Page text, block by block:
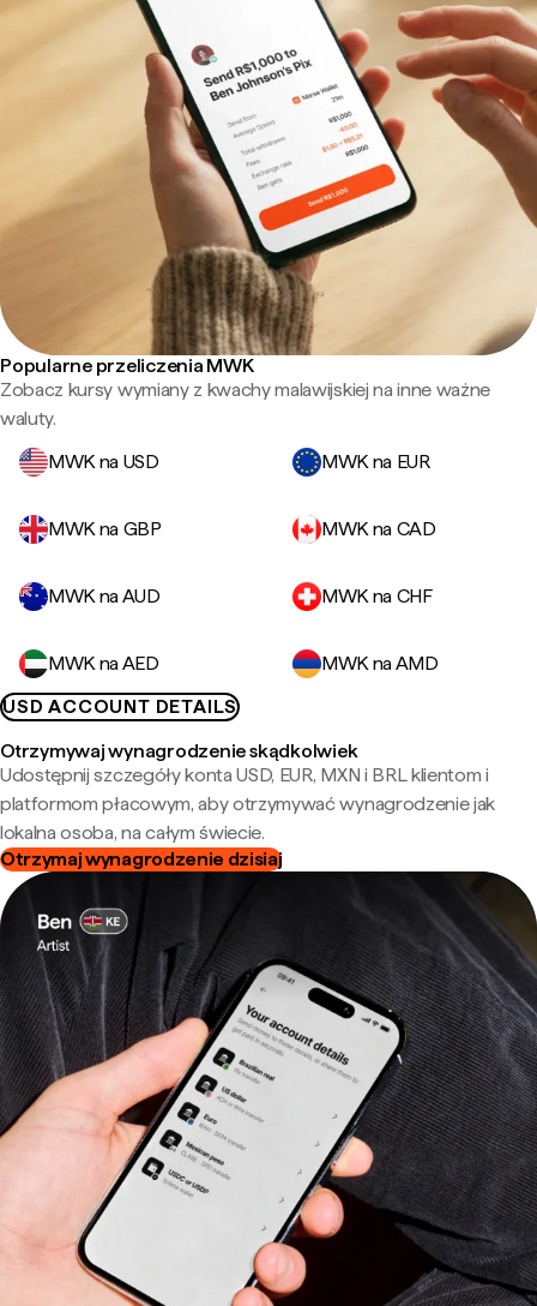
Popularne przeliczenia MWK
Zobacz kursy wymiany z kwachy malawijskiej na inne ważne
waluty.
MWK na USD
MWK na EUR
MWK na GBP MWK na CAD
MWK na AUD MWK na CHF
MWK na AED
MWK na AMD
USD ACCOUNT DETAILS
Otrzymywaj wynagrodzenie skądkolwiek
Udostępnij szczegóły konta USD, EUR, MXN i BRL klientom i
platformom płacowym, aby otrzymywać wynagrodzenie jak
lokalna osoba, na całym świecie.
Otrzymaj wynagrodzenie dzisiaj